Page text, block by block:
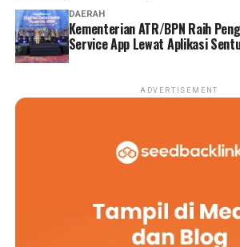
DAERAH
Kementerian ATR/BPN Raih
Service App Lewat Aplikasi
ADVERTISEMENT